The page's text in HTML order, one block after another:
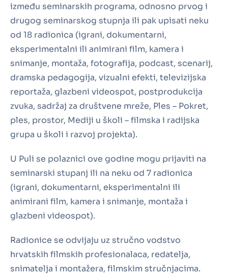
između seminarskih programa, odnosno prvog i
drugog seminarskog stupnja ili pak upisati neku
od 18 radionica (igrani, dokumentarni,
eksperimentalni ili animirani film, kamera i
snimanje, montaža, fotografija, podcast, scenarij,
dramska pedagogija, vizualni efekti, televizijska
reportaža, glazbeni videospot, postprodukcija
zvuka, sadržaj za društvene mreže, Ples – Pokret,
ples, prostor, Mediji u školi – filmska i radijska
grupa u školi i razvoj projekta).
U Puli se polaznici ove godine mogu prijaviti na
seminarski stupanj ili na neku od 7 radionica
(igrani, dokumentarni, eksperimentalni ili
animirani film, kamera i snimanje, montaža i
glazbeni videospot).
Radionice se odvijaju uz stručno vodstvo
hrvatskih filmskih profesionalaca, redatelja,
snimatelja i montažera, filmskim stručnjacima.